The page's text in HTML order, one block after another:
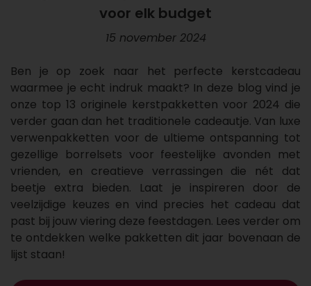
voor elk budget
15 november 2024
Ben je op zoek naar het perfecte kerstcadeau
waarmee je echt indruk maakt? In deze blog vind je
onze top 13 originele kerstpakketten voor 2024 die
verder gaan dan het traditionele cadeautje. Van luxe
verwenpakketten voor de ultieme ontspanning tot
gezellige borrelsets voor feestelijke avonden met
vrienden, en creatieve verrassingen die nét dat
beetje extra bieden. Laat je inspireren door de
veelzijdige keuzes en vind precies het cadeau dat
past bij jouw viering deze feestdagen. Lees verder om
te ontdekken welke pakketten dit jaar bovenaan de
lijst staan!